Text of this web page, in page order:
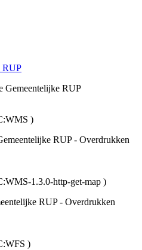
RUP
Gemeentelijke RUP
)
RUP - Overdrukken
1.3.0-http-get-map )
RUP - Overdrukken
)